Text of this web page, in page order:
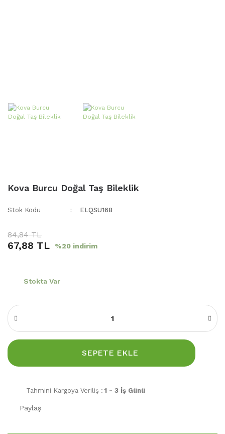
Kova Burcu Doğal Taş Bileklik
Stok Kodu ELQSU168
84,84 TL
67,88 TL %20 indirim
Stokta Var
SEPETE EKLE
Tahmini Kargoya Veriliş : 1 - 3 İş Günü
Paylaş